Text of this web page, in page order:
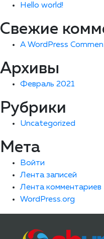
Hello world!
Свежие
A WordPress
Архивы
Февраль 2021
Рубрики
Uncategorized
Мета
Войти
Лента записей
Лента комментариев
WordPress.org